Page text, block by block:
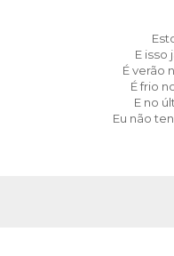
E isso
É verão
É frio
E no
Eu não